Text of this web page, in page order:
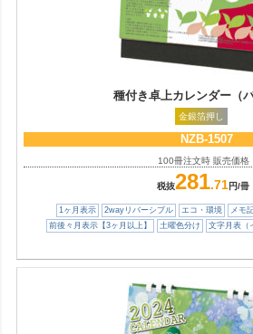
種付き卓上カレンダー（
金銀箔押し
NZB-1507
100冊注文時 販売価格
税抜281.71円/冊
1ヶ月表示 2wayリバーシブル エコ・環境 メモ
前後々月表示【3ヶ月以上】
土曜色分け 文字月表（